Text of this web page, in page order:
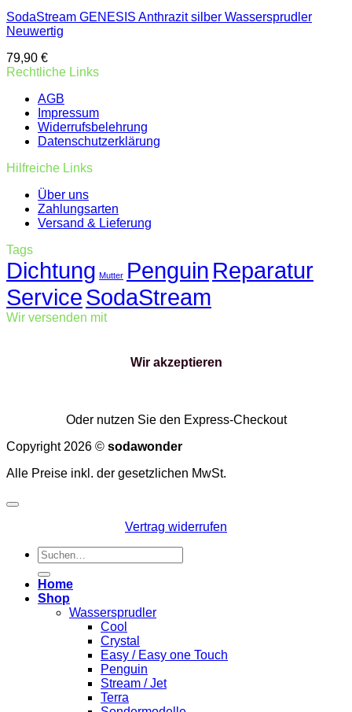
SodaStream GENESIS Anthrazit silber Wassersprudler
Neuwertig
79,90 €
Rechtliche Links
AGB
Impressum
Widerrufsbelehrung
Datenschutzerklärung
Hilfreiche Links
Über uns
Zahlungsarten
Versand & Lieferung
Tags
Dichtung Mutter Penguin Reparatur
ServiceSodaStream
Wir versenden mit
Wir akzeptieren
Oder nutzen Sie den Express-Checkout
Copyright 2026 © sodawonder
Alle Preise inkl. der gesetzlichen MwSt.
Vertrag widerrufen
Suchen
nach:
Home
Shop
Wassersprudler
Cool
Crystal
Easy / Easy one Touch
Penguin
Stream / Jet
Terra